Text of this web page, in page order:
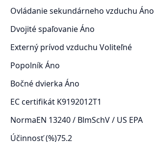
Ovládanie sekundárneho vzduchu Áno
Dvojité spaľovanieÁno
Externý prívod vzduchu Voliteľné
PopolníkÁno
Bočné dvierka Áno
EC certifikát K9192012T1
NormaEN 13240 / BlmSchV / US EPA
Účinnosť (%)75.2